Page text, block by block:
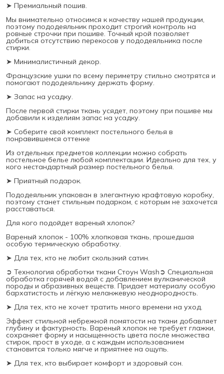
➤ Премиальный пошив.
Мы внимательно относимся к качеству нашей продукции,
поэтому пододеяльник проходит строгий контроль на
ровные строчки при пошиве. Точный крой позволяет
добиться отсутствию перекосов у пододеяльника после
стирки.
➤ Минималистичный декор.
Французские ушки по всему периметру стильно смотрятся и
помогают пододеяльнику держать форму.
➤ Запас на усадку.
После первой стирки ткань усядет, поэтому при пошиве мы
добавили к изделиям запас на усадку.
➤ Соберите свой комплект постельного белья в
понравившемся оттенке
Из отдельных предметов коллекции можно собрать
постельное белье любой комплектации. Идеально для тех, у
кого нестандартный размер постельного белья.
➤ Приятный подарок.
Пододеяльник упакован в элегантную крафтовую коробку,
поэтому станет стильным подарком, с которым не захочется
расставаться.
Для кого подойдет вареный хлопок?
Вареный хлопок - 100% хлопковая ткань, прошедшая
особую термическую обработку.
➤ Для тех, кто не любит скользкий сатин.
➲ Технология обработки ткани Стоун Wash➲ Специальная
обработка горячей водой с добавлением вулканической
породы и абразивных веществ. Придает материалу особую
бархатистость и лёгкую меланжевую неоднородность.
➤ Для тех, кто не хочет тратить много времени на уход.
Эффект стильной небрежной помятости на ткани добавляет
глубину и фактурность. Вареный хлопок не требует глажки,
сохраняет форму и насыщенность цвета после множества
стирок, прост в уходе, а с каждым использованием
становится только мягче и приятнее на ощупь.
➤ Для тех, кто выбирает комфорт и здоровый сон.